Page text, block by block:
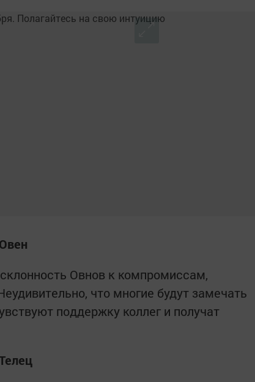
Овнов к компромиссам,
что многие будут замечать
поддержку коллег и получат